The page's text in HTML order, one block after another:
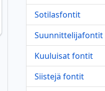
Sotilasfontit
Suunnittelijafontit
Kuuluisat fontit
Siistejä fontit